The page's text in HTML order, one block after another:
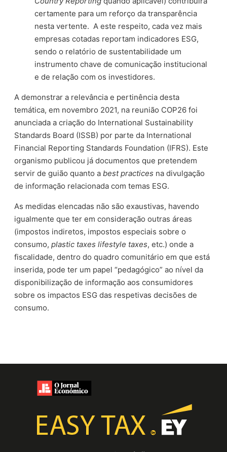
certamente para um reforço da transparência
nesta vertente. A este respeito, cada vez mais
empresas cotadas reportam indicadores ESG,
sendo o relatório de sustentabilidade um
instrumento chave de comunicação institucional
e de relação com os investidores.
A demonstrar a relevância e pertinência desta
temática, em novembro 2021, na reunião COP26 foi
anunciada a criação do International Sustainability
Standards Board (ISSB) por parte da International
Financial Reporting Standards Foundation (IFRS). Este
organismo publicou já documentos que pretendem
servir de guião quanto abest practices na divulgação
de informação relacionada com temas ESG.
As medidas elencadas não são exaustivas, havendo
igualmente que ter em consideração outras áreas
(impostos indiretos, impostos especiais sobre o
consumo,plastic taxes lifestyle taxes, etc.) onde a
fiscalidade, dentro do quadro comunitário em que está
inserida, pode ter um papel “pedagógico” ao nível da
disponibilização de informação aos consumidores
sobre os impactos ESG das respetivas decisões de
consumo.